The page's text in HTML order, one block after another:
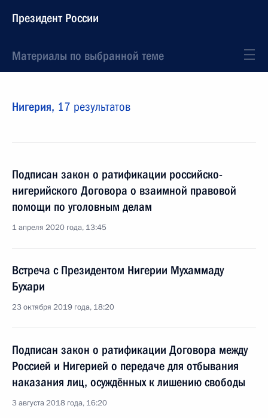
Президент России
Материалы по выбранной теме
Нигерия, 17 результатов
Подписан закон о ратификации российско-
нигерийского Договора о взаимной правовой
помощи по уголовным делам
1 апреля 2020 года, 13:45
Встреча с Президентом Нигерии Мухаммаду
Бухари
23 октября 2019 года, 18:20
Подписан закон о ратификации Договора между
Россией и Нигерией о передаче для отбывания
наказания лиц, осуждённых к лишению свободы
3 августа 2018 года, 16:20